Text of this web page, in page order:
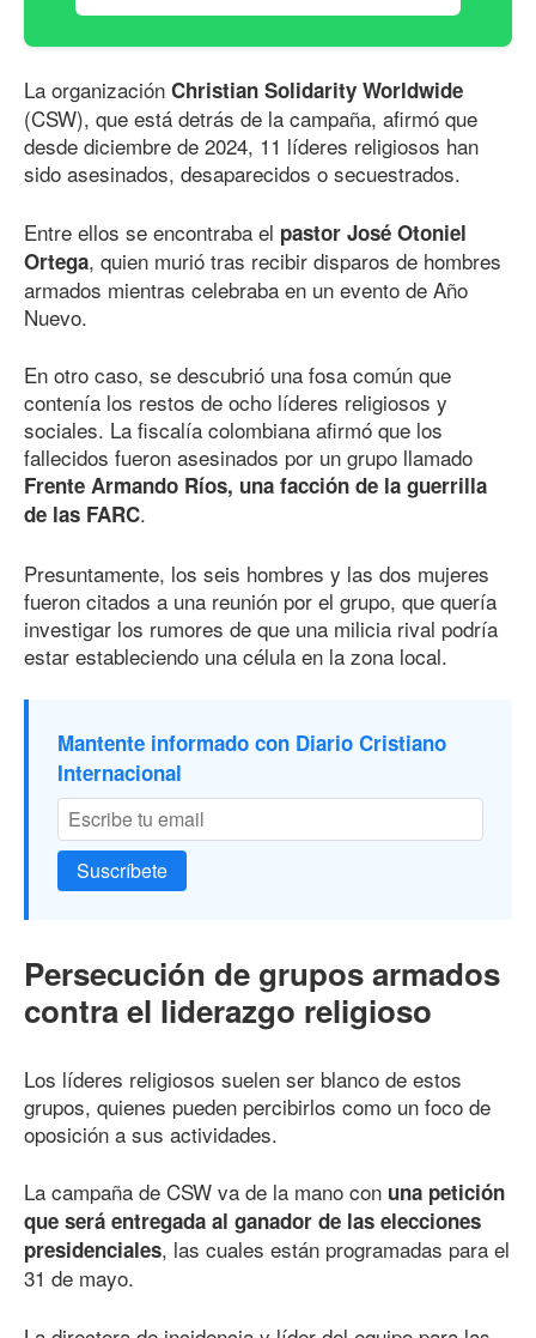
La organización Christian Solidarity Worldwide
(CSW), que está detrás de la campaña, afirmó que
desde diciembre de 2024, 11 líderes religiosos han
sido asesinados, desaparecidos o secuestrados.
Entre ellos se encontraba el pastor José Otoniel
Ortega, quien murió tras recibir disparos de hombres
armados mientras celebraba en un evento de Año
Nuevo.
En otro caso, se descubrió una fosa común que
contenía los restos de ocho líderes religiosos y
sociales. La fiscalía colombiana afirmó que los
fallecidos fueron asesinados por un grupo llamado
Frente Armando Ríos, una facción de la guerrilla
de las FARC.
Presuntamente, los seis hombres y las dos mujeres
fueron citados a una reunión por el grupo, que quería
investigar los rumores de que una milicia rival podría
estar estableciendo una célula en la zona local.
Mantente informado con Diario Cristiano
Internacional
Suscríbete
Persecución de grupos armados
contra el liderazgo religioso
Los líderes religiosos suelen ser blanco de estos
grupos, quienes pueden percibirlos como un foco de
oposición a sus actividades.
La campaña de CSW va de la mano con una petición
que será entregada al ganador de las elecciones
presidenciales, las cuales están programadas para el
31 de mayo.